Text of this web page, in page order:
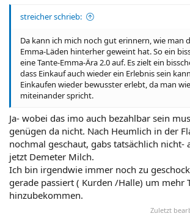
streicher schrieb:
Da kann ich mich noch gut erinnern, wie man
Emma-Läden hinterher geweint hat. So ein
eine Tante-Emma-Ära 2.0 auf. Es zielt ein
dass Einkauf auch wieder ein Erlebnis sein
Einkaufen wieder bewusster erlebt, da man
miteinander spricht.
Ja- wobei das imo auch bezahlbar sein
genügen da nicht. Nach Heumlich in der
nochmal geschaut, gabs tatsächlich nicht-
jetzt Demeter Milch.
Ich bin irgendwie immer noch zu
gerade passiert ( Kurden /Halle) um mehr
hinzubekommen.
Zuletzt